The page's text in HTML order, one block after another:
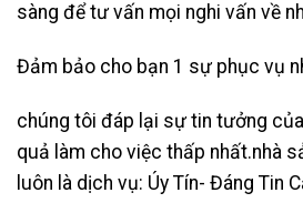
sàng để tư vấn mọi nghi vấn về
Đảm bảo cho bạn 1 sự phục vụ
chúng tôi đáp lại sự tin tưởng
quả làm cho việc thấp nhất.nhà
luôn là dịch vụ: Úy Tín- Đáng Tin